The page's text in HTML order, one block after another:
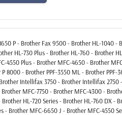
P - Brother Fax 9500 - Brother HL-1040 -
HL-730 Plus - Brother HL-760 - Brother
4550 Plus - Brother MFC-4650 - Brother
- Brother PPF-3550 ML - Brother PPF-
Intellifax 3750 - Brother Intellifax 2750
MFC-7750 - Brother MFC-4300 -
HL-720 Series - Brother HL-760 DX -
- Brother MFC-6650 J - Brother MFC-4550